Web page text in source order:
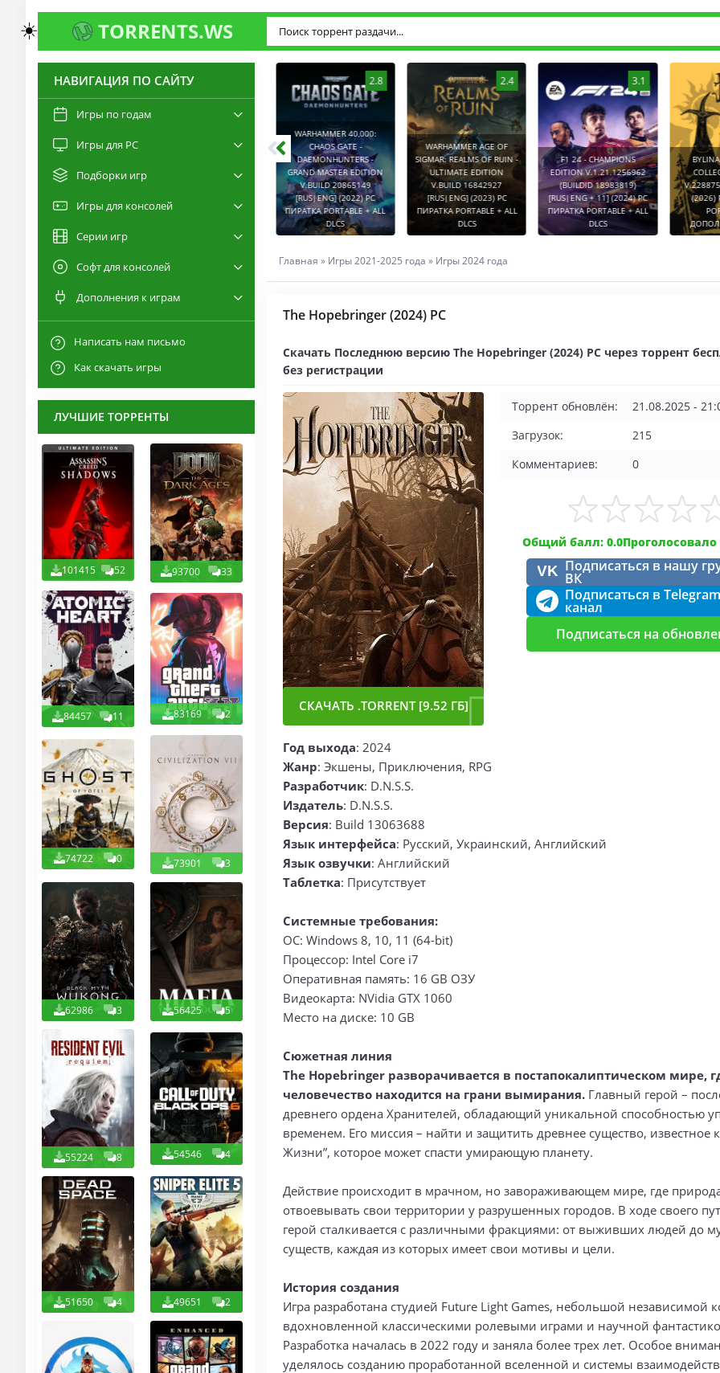
TORRENTS.WS
НАВИГАЦИЯ ПО САЙТУ
Игры по годам
Игры для PC
Подборки игр
Игры для консолей
Серии игр
Софт для консолей
Дополнения к играм
Написать нам письмо
Как скачать игры
ЛУЧШИЕ ТОРРЕНТЫ
101415 52 93700 33
84457 11 83169 2
74722 0 73901 3
62986 3 56425 5
55224 8 54546 4
51650 4 49651 2
3.0
RESIDENT EVIL 9:
REQUIEM - DELUXE
EDITION V.BUILD
(2026) PC ПИРАТКА
[RUS|ENG] (2026) PC
2.8
WARHAMMER 40,000:
CHAOS GATE -
DAEMONHUNTERS -
GRAND MASTER EDITION
V.BUILD 20865149
[RUS|ENG] (2022) PC
ПИРАТКА PORTABLE + ALL
DLCS
2.4
WARHAMMER AGE OF
SIGMAR: REALMS OF RUIN -
ULTIMATE EDITION
V.BUILD 16842927
[RUS|ENG] (2023) PC
ПИРАТКА PORTABLE + ALL
DLCS
3.1
F1 24 - CHAMPIONS
EDITION V.1.21.1256962
(BUILDID 18983819)
[RUS|ENG + 11] (2024) PC
ПИРАТКА PORTABLE + ALL
DLCS
BYLINA
(2026)
Главная » Игры 2021-2025 года » Игры 2024 года
The Hopebringer (2024) PC
Скачать Последнюю версию The Hopebringer (2024) PC через торрент
без регистрации
СКАЧАТЬ .TORRENT [9.52 ГБ]
Торрент обновлён:
21.08.2025 -
Загрузок:
215
Комментариев:
0
Общий балл: 0.0
VK Подписаться в нашу
ВК
Подписаться в Telegram
канал
Подписаться на
Год выхода: 2024
Жанр: Экшены, Приключения, RPG
Разработчик: D.N.S.S.
Издатель: D.N.S.S.
Версия: Build 13063688
Язык интерфейса: Русский, Украинский, Английский
Язык озвучки: Английский
Таблетка: Присутствует
Системные требования:
ОС: Windows 8, 10, 11 (64-bit)
Процессор: Intel Core i7
Оперативная память: 16 GB ОЗУ
Видеокарта: NVidia GTX 1060
Место на диске: 10 GB
Сюжетная линия
The Hopebringer разворачивается в постапокалиптическом мире,
человечество находится на грани вымирания. Главный герой –
древнего ордена Хранителей, обладающий уникальной способностью
временем. Его миссия – найти и защитить древнее существо, известное
Жизни”, которое может спасти умирающую планету.
Действие происходит в мрачном, но завораживающем мире, где
отвоевывать свои территории у разрушенных городов. В ходе своего
герой сталкивается с различными фракциями: от выживших людей до
существ, каждая из которых имеет свои мотивы и цели.
История создания
Игра разработана студией Future Light Games, небольшой независимой
вдохновленной классическими ролевыми играми и научной
Разработка началась в 2022 году и заняла более трех лет. Особое
уделялось созданию проработанной вселенной и системы
☀️